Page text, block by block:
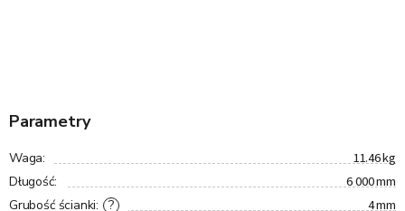
Parametry
Waga: 11.46 kg
Długość: 6 000 mm
?
Grubość ścianki: 4 mm